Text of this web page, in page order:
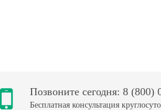
Позвоните сегодня: 8 (800)
Бесплатная консультация